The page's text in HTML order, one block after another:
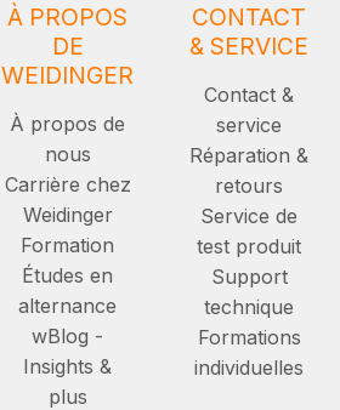
À PROPOS
DE
WEIDINGER
À propos de
nous
Carrière chez
Weidinger
Formation
Études en
alternance
wBlog -
Insights &
plus
CONTACT
& SERVICE
Contact &
service
Réparation &
retours
Service de
test produit
Support
technique
Formations
individuelles